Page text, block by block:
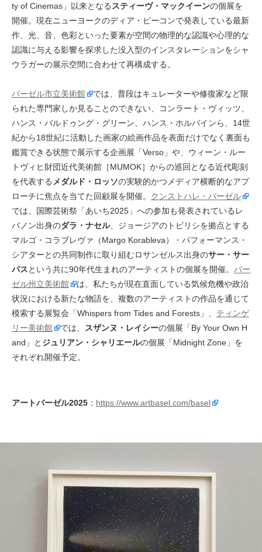
ty of Cinemas」以来となる スティーヴ・マックイーンの個展を
開催。現在ニューヨークのディア・ビーコンで発表している最新
作、光、音、色彩といった要素が空間の物理的な認識や心理的な
認識に与える影響を探求した没入型のインスタレーションをシャ
ウラガーの展示空間に合わせて再構成する。
バーゼル市立美術館
では、普段はキュレーターや修復家など限
られた専門家しか見ることのできない、コンラート・ヴィッツ、
ハンス・バルドゥング・グリーン、ハンス・ホルバインら、14世
紀から18世紀に活動した画家の絵画作品を表面だけでなく裏面も
鑑賞できる状態で展示する企画展「Verso」や、ウィーン・ルー
トヴィヒ財団近代美術館［MUMOK］からの巡回となる近代彫刻
を代表する メダルド・ロッソの実験的かつメディア横断的なアプ
ローチに焦点を当てた回顧展を開催。 クンストハレ・バーゼル
では、国際芸術祭「あいち2025」への参加も発表されているレ
バノン出身のダラ・ナセル、ジョージアのトビリシを拠点とする
マルゴ・コラブレヴァ（Margo Korableva）・パフォーマンス・
シアターとの共同制作に取り組むロサンゼルス出身のサー・サー
パスという共に90年代生まれのアーティストの個展を開催。 バー
ゼル州立美術館
は、私たちが現在直面している気候危機や政治
状況における新たな物語を、複数のアーティストの作品を通じて
模索する展覧会「Whispers from Tides and Forests」、 ティンゲ
リー美術館
では、 スザンヌ・レイシーの個展「By Your Own H
and」と ジュリアン・シャリエールの個展「Midnight Zone」を
それぞれ開催予定。
アートバーゼル2025 ： https://www.artbasel.com/basel